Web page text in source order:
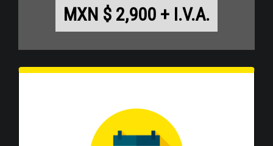
MXN $ 2,900 + I.V.A.